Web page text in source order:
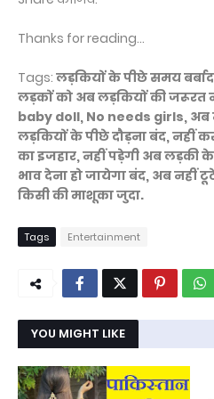
Thanks for reading...
Tags: लड़कियों के पीछे समय
लड़कों को अब लड़कियों की जरूरत
baby doll, No needs girls, अब
लड़कियों के पीछे दौड़ना बंद, नहीं
का इजहार, नहीं पड़ेगी अब लड़की
भाव देना हो जायेगा बंद, अब नहीं
किसी की माशूका जुदा.
Tags Entertainment
YOU MIGHT LIKE